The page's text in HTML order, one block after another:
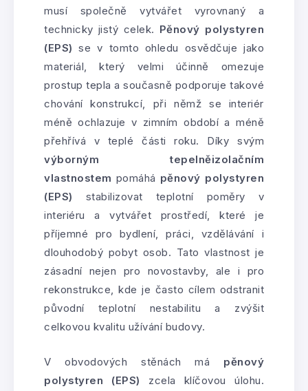
musí společně vytvářet vyrovnaný a
technicky jistý celek. Pěnový polystyren
(EPS) se v tomto ohledu osvědčuje jako
materiál, který velmi účinně omezuje
prostup tepla a současně podporuje takové
chování konstrukcí, při němž se interiér
méně ochlazuje v zimním období a méně
přehřívá v teplé části roku. Díky svým
výborným tepelněizolačním
vlastnostem pomáhá pěnový polystyren
(EPS) stabilizovat teplotní poměry v
interiéru a vytvářet prostředí, které je
příjemné pro bydlení, práci, vzdělávání i
dlouhodobý pobyt osob. Tato vlastnost je
zásadní nejen pro novostavby, ale i pro
rekonstrukce, kde je často cílem odstranit
původní teplotní nestabilitu a zvýšit
celkovou kvalitu užívání budovy.
V obvodových stěnách má pěnový
polystyren (EPS) zcela klíčovou úlohu.